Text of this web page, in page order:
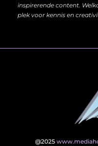
inspirerende content.
plek voor kennis en
@2025